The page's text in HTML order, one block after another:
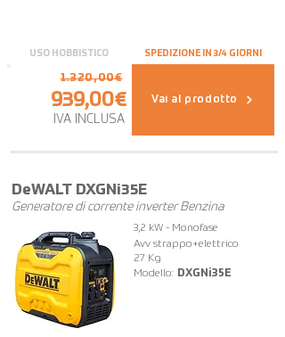
USO HOBBISTICO SPEDIZIONE IN 3/4 GIORNI
939,00€
1.320,00€
IVA INCLUSA
Vai al prodotto
DeWALT DXGNi35E
Generatore di corrente inverter Benzina
3,2 kW - Monofase
Avv strappo+elettrico
27 Kg
Modello:
DXGNi35E